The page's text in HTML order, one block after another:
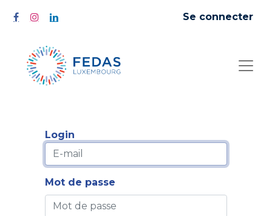
Se connecter
Login
Mot de passe